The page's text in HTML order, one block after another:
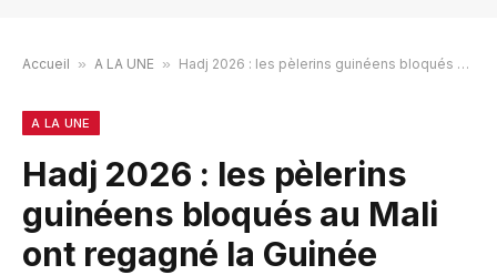
Accueil » A LA UNE » Hadj 2026 : les pèlerins guinéens bloqués au Mali ont regagné la Guinée
A LA UNE
Hadj 2026 : les pèlerins
guinéens bloqués au Mali
ont regagné la Guinée